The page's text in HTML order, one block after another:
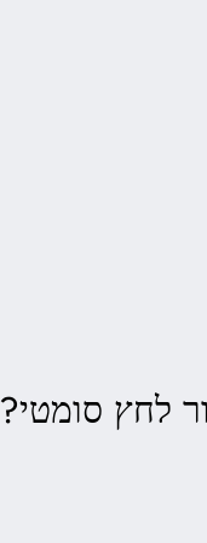
לחץ סומטי?